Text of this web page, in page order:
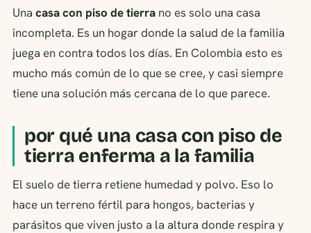
Una casa con piso de tierra no es solo una casa
incompleta. Es un hogar donde la salud de la familia
juega en contra todos los días. En Colombia esto es
mucho más común de lo que se cree, y casi siempre
tiene una solución más cercana de lo que parece.
por qué una casa con piso de
tierra enferma a la familia
El suelo de tierra retiene humedad y polvo. Eso lo
hace un terreno fértil para hongos, bacterias y
parásitos que viven justo a la altura donde respira y